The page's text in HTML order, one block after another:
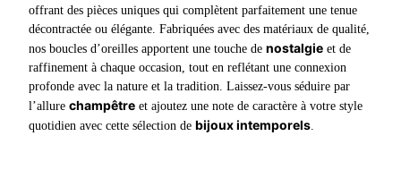
offrant des pièces uniques qui complètent parfaitement une tenue
décontractée ou élégante. Fabriquées avec des matériaux de qualité,
nos boucles d’oreilles apportent une touche de nostalgieet de
raffinement à chaque occasion, tout en reflétant une connexion
profonde avec la nature et la tradition. Laissez-vous séduire par
l’allure champêtreet ajoutez une note de caractère à votre style
quotidien avec cette sélection de bijoux intemporels.